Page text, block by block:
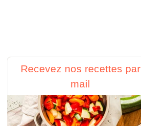
Recevez nos recettes par
mail